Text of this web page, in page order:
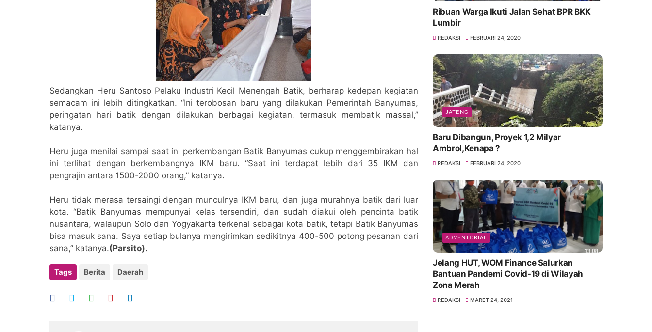
Sedangkan Heru Santoso Pelaku Industri Kecil Menengah Batik, berharap kedepan kegiatan
semacam ini lebih ditingkatkan. “Ini terobosan baru yang dilakukan Pemerintah Banyumas,
peringatan hari batik dengan dilakukan berbagai kegiatan, termasuk membatik massal,”
katanya.
Heru juga menilai sampai saat ini perkembangan Batik Banyumas cukup menggembirakan hal
ini terlihat dengan berkembangnya IKM baru. “Saat ini terdapat lebih dari 35 IKM dan
pengrajin antara 1500-2000 orang,” katanya.
Heru tidak merasa tersaingi dengan munculnya IKM baru, dan juga murahnya batik dari luar
kota. “Batik Banyumas mempunyai kelas tersendiri, dan sudah diakui oleh pencinta batik
nusantara, walaupun Solo dan Yogyakarta terkenal sebagai kota batik, tetapi Batik Banyumas
bisa masuk sana. Saya setiap bulanya mengirimkan sedikitnya 400-500 potong pesanan dari
sana,” katanya.(Parsito).
Tags Berita Daerah
Ribuan Warga Ikuti Jalan Sehat BPR BKK
Lumbir
REDAKSI FEBRUARI 24, 2020
JATENG
Baru Dibangun, Proyek 1,2 Milyar
Ambrol,Kenapa ?
REDAKSI FEBRUARI 24, 2020
ADVENTORIAL
Jelang HUT, WOM Finance Salurkan
Bantuan Pandemi Covid-19 di Wilayah
Zona Merah
REDAKSI MARET 24, 2021